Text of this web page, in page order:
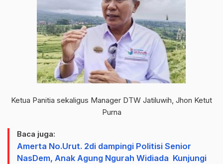
Ketua Panitia sekaligus Manager DTW Jatiluwih, Jhon Ketut
Purna
Baca juga:
Amerta No.Urut. 2di dampingi Politisi Senior
NasDem, Anak Agung Ngurah Widiada Kunjungi